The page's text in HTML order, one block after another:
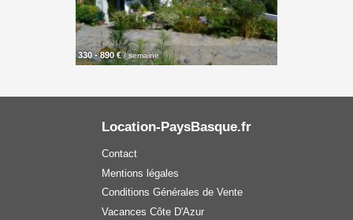
330 - 890 €/ semaine
Location-PaysBasque.fr
Contact
Mentions légales
Conditions Générales de Vente
Vacances Côte D'Azur